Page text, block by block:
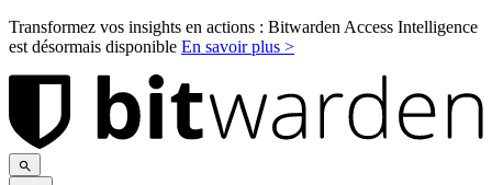
Transformez vos insights en actions : Bitwarden Access Intelligence
est désormais disponible En savoir plus >